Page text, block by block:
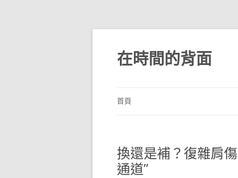
跳
主
要
內
在時間的背面
首頁
換還是補？復雜肩
通道”